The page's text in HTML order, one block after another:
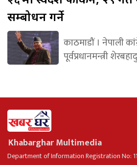
सम्बोधन गर्ने
काठमाडौं । नेपाली
पूर्वप्रधानमन्त्री
Khabarghar Multimedia
Department of Information Registration No: